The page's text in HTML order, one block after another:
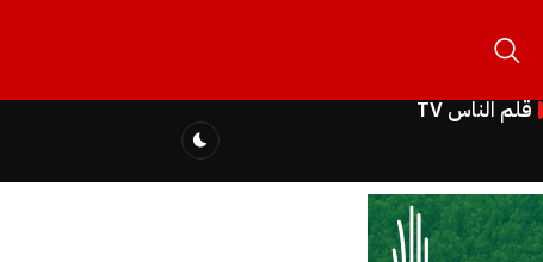
قلم الناس TV